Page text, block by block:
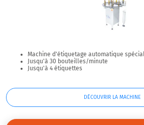
Machine d'étiquetage automatique
Jusqu'à 30 bouteilles/minute
Jusqu'à 4 étiquettes
DÉCOUVRIR LA MACHINE